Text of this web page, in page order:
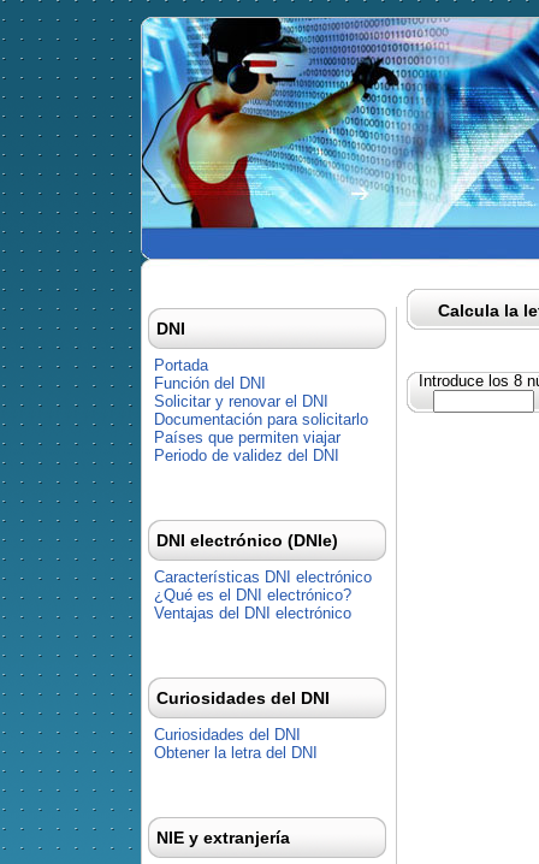
Calcula la
Introduce los 8
DNI
Portada
Función del DNI
Solicitar y renovar el DNI
Documentación para solicitarlo
Países que permiten viajar
Periodo de validez del DNI
DNI electrónico (DNIe)
Características DNI electrónico
¿Qué es el DNI electrónico?
Ventajas del DNI electrónico
Curiosidades del DNI
Curiosidades del DNI
Obtener la letra del DNI
NIE y extranjería